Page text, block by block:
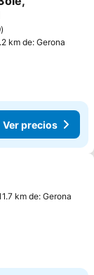
km de: Gerona
Ver precios
km de: Gerona